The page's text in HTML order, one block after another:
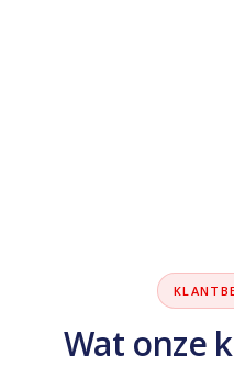
Wat onze